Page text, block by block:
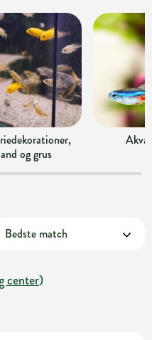
og grus
center)